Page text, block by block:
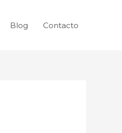
Blog Contacto